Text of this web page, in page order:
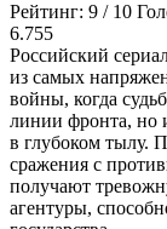
Рейтинг: 9 / 10
6.755
Российский
из самых
войны, когда
линии фронта, но
в глубоком тылу.
сражения с
получают
агентуры,